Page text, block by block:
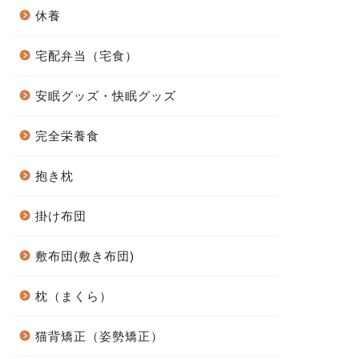
休養
宅配弁当（宅食）
安眠グッズ・快眠グッズ
完全栄養食
抱き枕
掛け布団
敷布団(敷き布団)
枕（まくら）
猫背矯正（姿勢矯正）